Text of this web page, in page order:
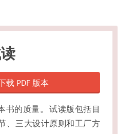
载 PDF 版本
书的质量。
试读版包括目
、
三大设计原则和工厂方